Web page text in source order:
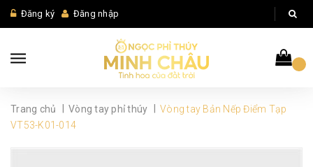
Đăng ký Đăng nhập
Trang chủ Vòng tay phỉ thúy
Vòng tay Bản Nếp Điểm Tạp
VT53-K01-014